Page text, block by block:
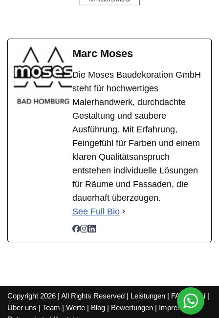
Marc Moses
Die Moses Baudekoration GmbH
steht für hochwertiges
Malerhandwerk, durchdachte
Gestaltung und saubere
Ausführung. Mit Erfahrung,
Feingefühl für Farben und einem
klaren Qualitätsanspruch
entstehen individuelle Lösungen
für Räume und Fassaden, die
dauerhaft überzeugen.
See Full Bio
Copyright 2026 | All Rights Reserved | Leistungen | FAQ|Wiki |
Über uns | Team | Werte | Blog | Bewertungen | Impressum|